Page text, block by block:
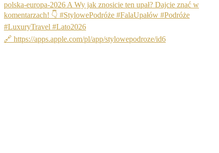
🔗 https://apps.apple.com/pl/app/stylowepodroze/id6